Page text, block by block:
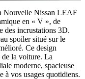
Nouvelle Nissan LEAF
en « V », de
des incrustations 3D.
spoiler situé sur le
Ce design
de la voiture. La
moderne, spacieuse
à vos usages quotidiens.